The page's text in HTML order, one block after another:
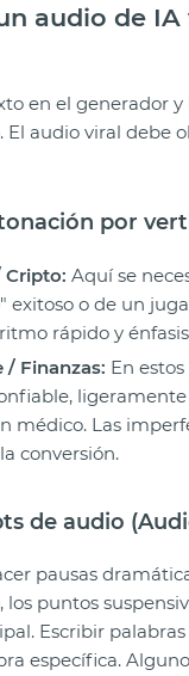
audio de
en el generador y
audio viral debe
por
Aquí se
exitoso o de un
rápido y
Finanzas: En
médico. Las
conversión.
de audio
pausas
los puntos
Escribir
específica.